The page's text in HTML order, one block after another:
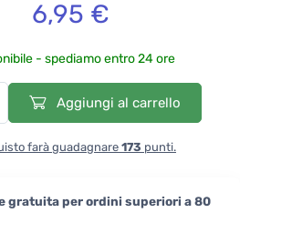
6,95 €
- spediamo entro 24 ore
Aggiungi al carrello
farà guadagnare173 punti.
gratuita per ordini superiori a 80